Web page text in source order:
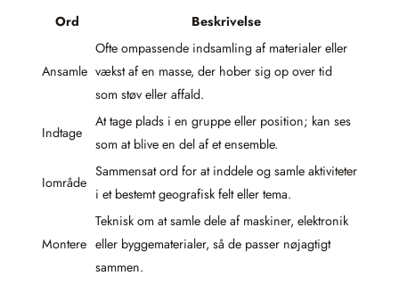
Ord Beskrivelse
Ansamle
Ofte ompassende indsamling af materialer eller
vækst af en masse, der hober sig op over tid
som støv eller affald.
Indtage
At tage plads i en gruppe eller position; kan ses
som at blive en del af et ensemble.
Iområde
Sammensat ord for at inddele og samle aktiviteter
i et bestemt geografisk felt eller tema.
Montere
Teknisk om at samle dele af maskiner, elektronik
eller byggematerialer, så de passer nøjagtigt
sammen.